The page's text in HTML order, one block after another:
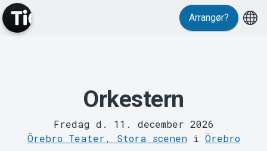
MyTickster
Arrangør?
Orkestern
Fredag d. 11. december 2026
Örebro Teater, Stora sceneni Örebro